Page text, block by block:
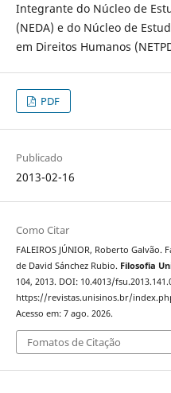
Integrante do Núcleo de
(NEDA) e do Núcleo de
em Direitos Humanos
PDF
Publicado
2013-02-16
Como Citar
FALEIROS JÚNIOR, Roberto
de David Sánchez Rubio. Filosofia
104, 2013. DOI: 10.4013/
https://revistas.unisinos.br/
Acesso em: 7 ago. 2026.
Fomatos de Citação